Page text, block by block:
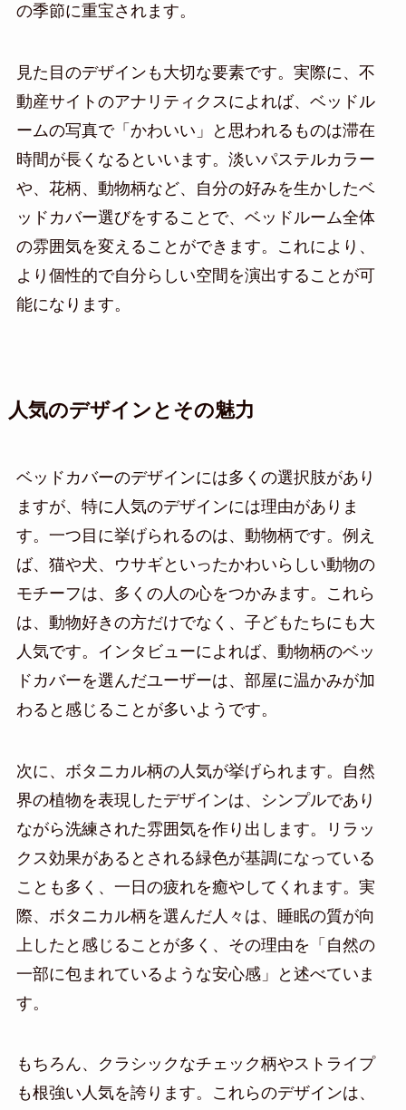
の季節に重宝されます。
見た目のデザインも大切な要素です。実際に、不
動産サイトのアナリティクスによれば、ベッドル
ームの写真で「かわいい」と思われるものは滞在
時間が長くなるといいます。淡いパステルカラー
や、花柄、動物柄など、自分の好みを生かしたベ
ッドカバー選びをすることで、ベッドルーム全体
の雰囲気を変えることができます。これにより、
より個性的で自分らしい空間を演出することが可
能になります。
人気のデザインとその魅力
ベッドカバーのデザインには多くの選択肢があり
ますが、特に人気のデザインには理由がありま
す。一つ目に挙げられるのは、動物柄です。例え
ば、猫や犬、ウサギといったかわいらしい動物の
モチーフは、多くの人の心をつかみます。これら
は、動物好きの方だけでなく、子どもたちにも大
人気です。インタビューによれば、動物柄のベッ
ドカバーを選んだユーザーは、部屋に温かみが加
わると感じることが多いようです。
次に、ボタニカル柄の人気が挙げられます。自然
界の植物を表現したデザインは、シンプルであり
ながら洗練された雰囲気を作り出します。リラッ
クス効果があるとされる緑色が基調になっている
ことも多く、一日の疲れを癒やしてくれます。実
際、ボタニカル柄を選んだ人々は、睡眠の質が向
上したと感じることが多く、その理由を「自然の
一部に包まれているような安心感」と述べていま
す。
もちろん、クラシックなチェック柄やストライプ
も根強い人気を誇ります。これらのデザインは、